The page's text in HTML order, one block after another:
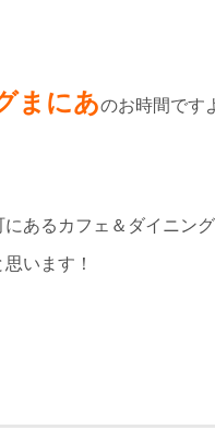
まにあのお時間です
あるカフェ＆ダイニン
います！